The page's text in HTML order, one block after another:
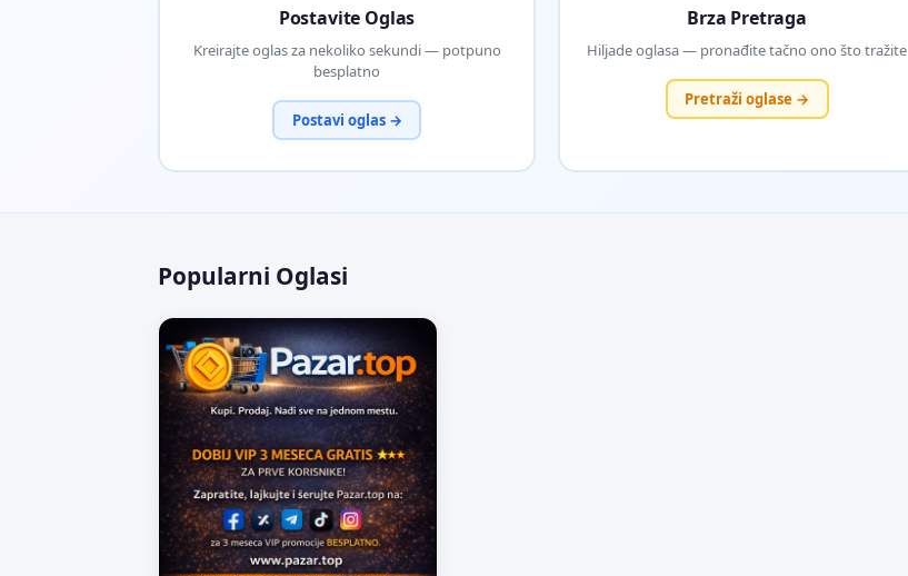
Postavite Oglas
Kreirajte oglas za nekoliko sekundi — potpuno
besplatno
Postavi oglas →
Brza Pretraga
Hiljade oglasa — pronađite tačno ono što tražite
Pretraži oglase →
Popularni Oglasi